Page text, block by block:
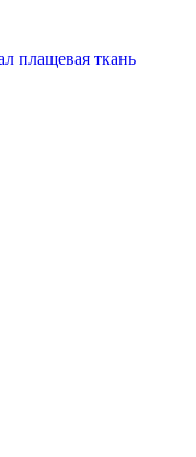
плащевая ткань